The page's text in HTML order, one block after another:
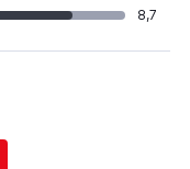
8,7